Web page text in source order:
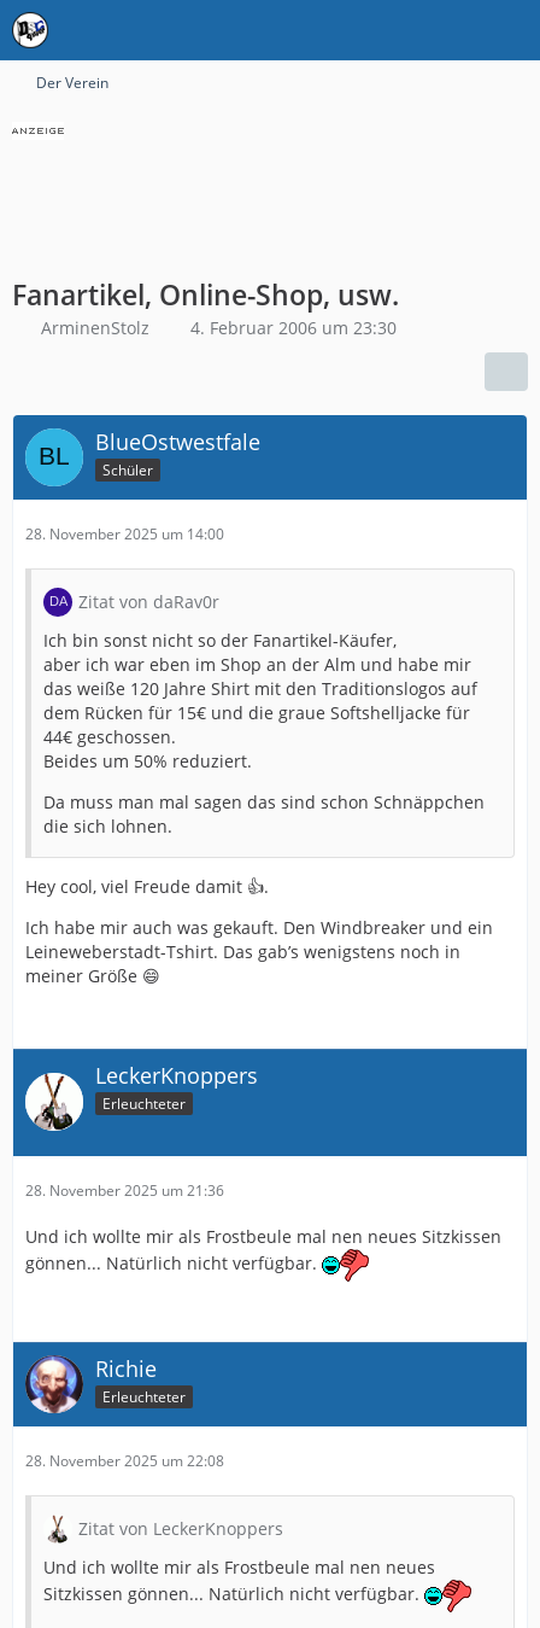
Der Verein
Fanartikel, Online-Shop, usw.
ArminenStolz 4. Februar 2006 um 23:30
BlueOstwestfale
Schüler
28. November 2025 um 14:00
Zitat von daRav0r
Ich bin sonst nicht so der Fanartikel-Käufer,
aber ich war eben im Shop an der Alm und habe mir
das weiße 120 Jahre Shirt mit den Traditionslogos auf
dem Rücken für 15€ und die graue Softshelljacke für
44€ geschossen.
Beides um 50% reduziert.
Da muss man mal sagen das sind schon Schnäppchen
die sich lohnen.
Hey cool, viel Freude damit 👍.
Ich habe mir auch was gekauft. Den Windbreaker und ein
Leineweberstadt-Tshirt. Das gab’s wenigstens noch in
meiner Größe 😄
LeckerKnoppers
Erleuchteter
28. November 2025 um 21:36
Und ich wollte mir als Frostbeule mal nen neues Sitzkissen
gönnen... Natürlich nicht verfügbar.
Richie
Erleuchteter
28. November 2025 um 22:08
Zitat von LeckerKnoppers
Und ich wollte mir als Frostbeule mal nen neues
Sitzkissen gönnen... Natürlich nicht verfügbar.